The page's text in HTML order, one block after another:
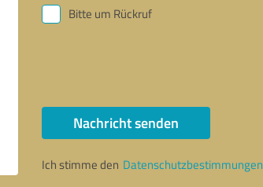
Bitte um Rückruf
Nachricht senden
Ich stimme den Datenschutzbestimmungen